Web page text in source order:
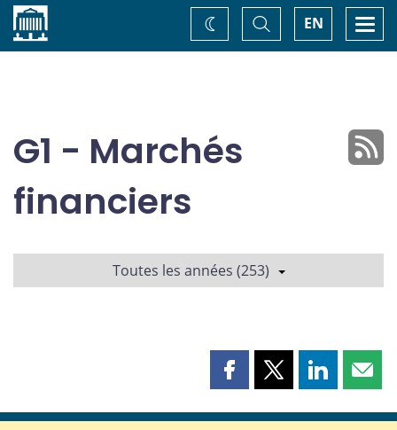
Accueil EN
Basculer
la
recherche
Changez
de
G1 - Marchés
financiers
Toutes les années (253)
Partager
page
Partager
page
Partager
page page